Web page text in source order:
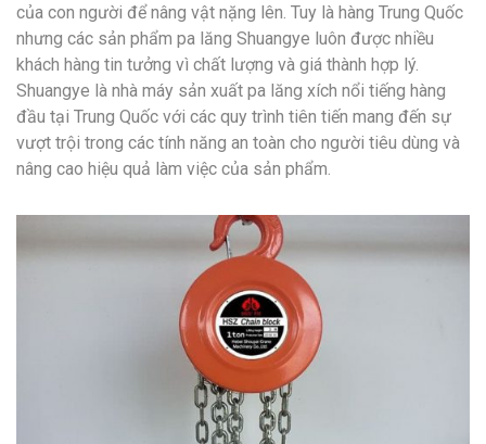
của con người để nâng vật nặng lên. Tuy là hàng Trung Quốc
nhưng các sản phẩm pa lăng Shuangye luôn được nhiều
khách hàng tin tưởng vì chất lượng và giá thành hợp lý.
Shuangye là nhà máy sản xuất pa lăng xích nổi tiếng hàng
đầu tại Trung Quốc với các quy trình tiên tiến mang đến sự
vượt trội trong các tính năng an toàn cho người tiêu dùng và
nâng cao hiệu quả làm việc của sản phẩm.